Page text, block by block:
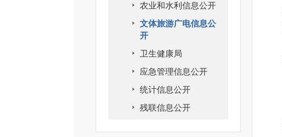
农业和水利信息公开
文体旅游广电信息公
开
卫生健康局
应急管理信息公开
统计信息公开
残联信息公开